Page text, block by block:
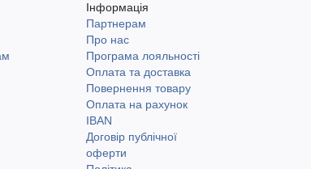
Інформація
Партнерам
Про нас
Програма лояльності
Оплата та доставка
Повернення товару
Оплата на рахунок
IBAN
Договір публічної
оферти